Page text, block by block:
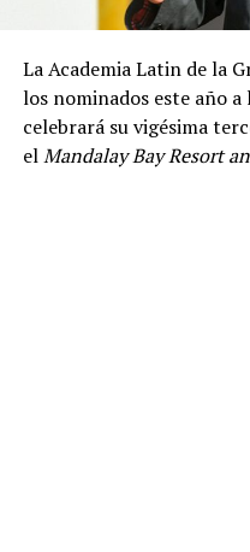
La Academia Latin de la
los nominados este año
celebrará su vigésima
elMandalay Bay Resort